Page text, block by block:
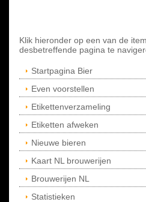
Klik hieronder op een van de
desbetreffende pagina te
Startpagina Bier
Even voorstellen
Etikettenverzameling
Etiketten afweken
Nieuwe bieren
Kaart NL brouwerijen
Brouwerijen NL
Statistieken